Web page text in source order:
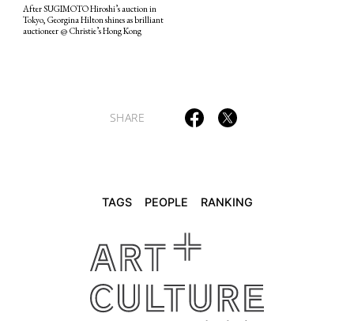
After SUGIMOTO Hiroshi’s auction in
Tokyo, Georgina Hilton shines as brilliant
auctioneer @ Christie’s Hong Kong
SHARE
TAGS PEOPLE RANKING